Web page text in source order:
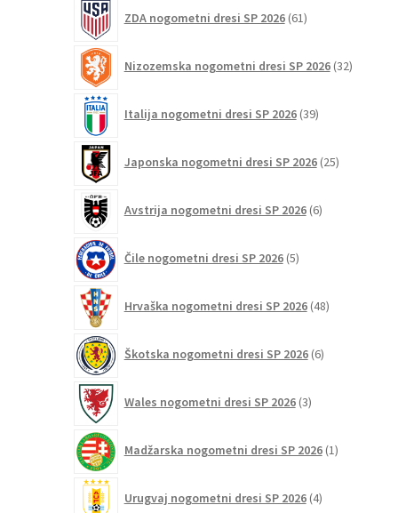
ZDA nogometni dresi SP 2026 61izdelkov
Nizozemska nogometni dresi SP 2026 32izdelkov
Italija nogometni dresi SP 2026 39izdelkov
Japonska nogometni dresi SP 2026 25izdelkov
Avstrija nogometni dresi SP 2026 6izdelkov
Čile nogometni dresi SP 2026 5izdelkov
Hrvaška nogometni dresi SP 2026 48izdelkov
Škotska nogometni dresi SP 2026 6izdelkov
Wales nogometni dresi SP 2026 3izdelki
Madžarska nogometni dresi SP 2026 1izdelek
Urugvaj nogometni dresi SP 2026 4izdelki